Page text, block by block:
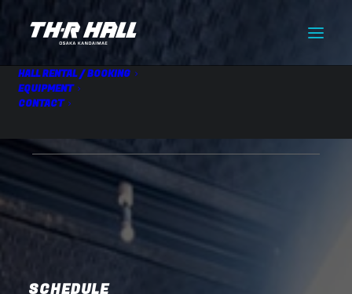
HALL RENTAL / BOOKING
EQUIPMENT
CONTACT
SCHEDULE